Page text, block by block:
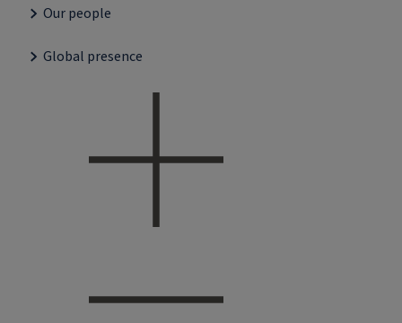
Our people
Global presence